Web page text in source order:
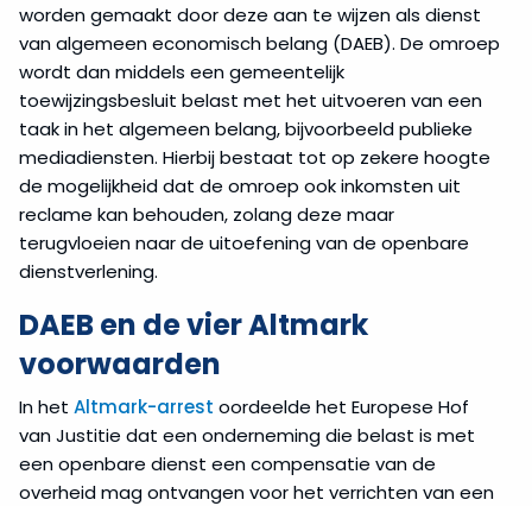
worden gemaakt door deze aan te wijzen als dienst
van algemeen economisch belang (DAEB). De omroep
wordt dan middels een gemeentelijk
toewijzingsbesluit belast met het uitvoeren van een
taak in het algemeen belang, bijvoorbeeld publieke
mediadiensten. Hierbij bestaat tot op zekere hoogte
de mogelijkheid dat de omroep ook inkomsten uit
reclame kan behouden, zolang deze maar
terugvloeien naar de uitoefening van de openbare
dienstverlening.
DAEB en de vier Altmark
voorwaarden
In het Altmark-arrest oordeelde het Europese Hof
van Justitie dat een onderneming die belast is met
een openbare dienst een compensatie van de
overheid mag ontvangen voor het verrichten van een